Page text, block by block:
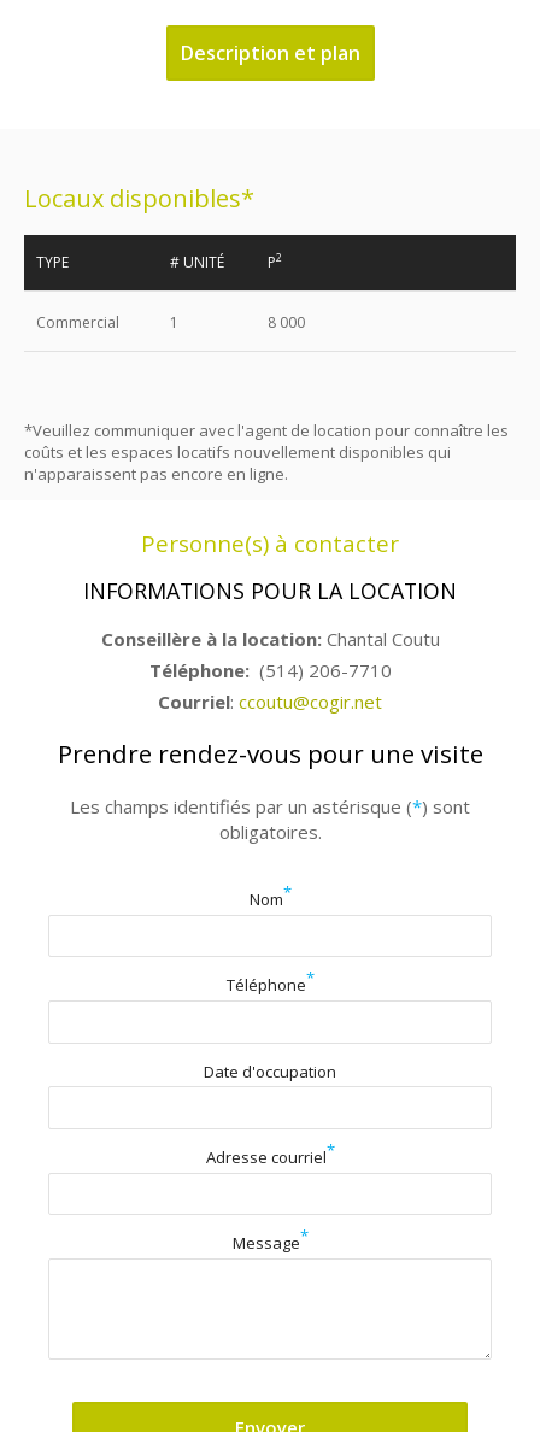
Description et plan
Locaux disponibles*
TYPE # UNITÉ P2
Commercial 1 8 000
*Veuillez communiquer avec l'agent de location pour connaître les
coûts et les espaces locatifs nouvellement disponibles qui
n'apparaissent pas encore en ligne.
Personne(s) à contacter
INFORMATIONS POUR LA LOCATION
Conseillère à la location: Chantal Coutu
Téléphone: (514) 206-7710
Courriel: ccoutu@cogir.net
Prendre rendez-vous pour une visite
Les champs identifiés par un astérisque (*) sont
obligatoires.
Nom*
Téléphone*
Date d'occupation
Adresse courriel*
Message*